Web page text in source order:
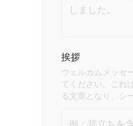
挨拶
ウェルカムメッセ
てください。これ
る文章となり、シ